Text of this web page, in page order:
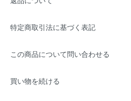
特定商取引法に基づく表記
この商品について問い合わせる
買い物を続ける